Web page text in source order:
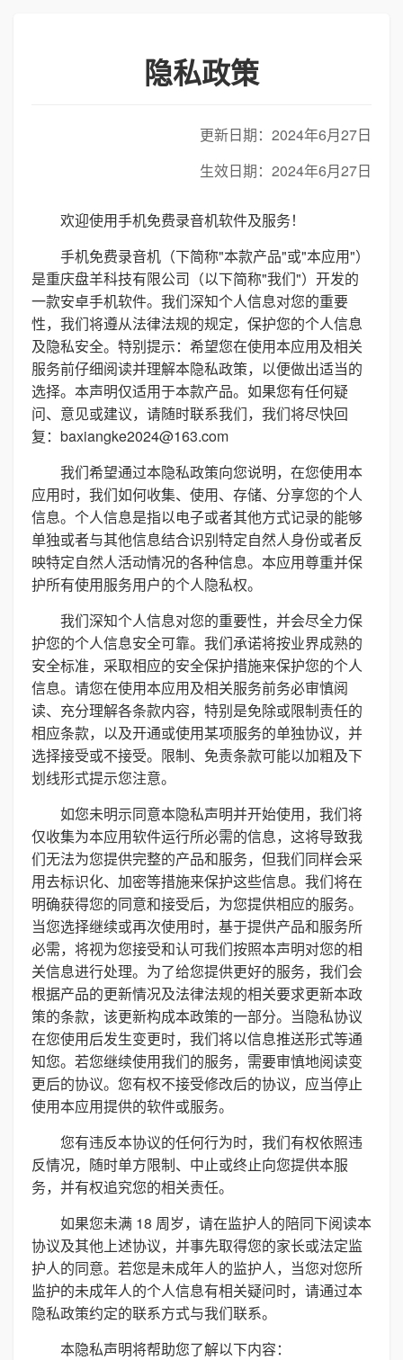
隐私政策
更新日期：2024年6月27日
生效日期：2024年6月27日
欢迎使用手机免费录音机软件及服务！
手机免费录音机（下简称"本款产品"或"本应用"）
是重庆盘羊科技有限公司（以下简称"我们"）开发的
一款安卓手机软件。我们深知个人信息对您的重要
性，我们将遵从法律法规的规定，保护您的个人信息
及隐私安全。特别提示：希望您在使用本应用及相关
服务前仔细阅读并理解本隐私政策，以便做出适当的
选择。本声明仅适用于本款产品。如果您有任何疑
问、意见或建议，请随时联系我们，我们将尽快回
复：baxiangke2024@163.com
我们希望通过本隐私政策向您说明，在您使用本
应用时，我们如何收集、使用、存储、分享您的个人
信息。个人信息是指以电子或者其他方式记录的能够
单独或者与其他信息结合识别特定自然人身份或者反
映特定自然人活动情况的各种信息。本应用尊重并保
护所有使用服务用户的个人隐私权。
我们深知个人信息对您的重要性，并会尽全力保
护您的个人信息安全可靠。我们承诺将按业界成熟的
安全标准，采取相应的安全保护措施来保护您的个人
信息。请您在使用本应用及相关服务前务必审慎阅
读、充分理解各条款内容，特别是免除或限制责任的
相应条款，以及开通或使用某项服务的单独协议，并
选择接受或不接受。限制、免责条款可能以加粗及下
划线形式提示您注意。
如您未明示同意本隐私声明并开始使用，我们将
仅收集为本应用软件运行所必需的信息，这将导致我
们无法为您提供完整的产品和服务，但我们同样会采
用去标识化、加密等措施来保护这些信息。我们将在
明确获得您的同意和接受后，为您提供相应的服务。
当您选择继续或再次使用时，基于提供产品和服务所
必需，将视为您接受和认可我们按照本声明对您的相
关信息进行处理。为了给您提供更好的服务，我们会
根据产品的更新情况及法律法规的相关要求更新本政
策的条款，该更新构成本政策的一部分。当隐私协议
在您使用后发生变更时，我们将以信息推送形式等通
知您。若您继续使用我们的服务，需要审慎地阅读变
更后的协议。您有权不接受修改后的协议，应当停止
使用本应用提供的软件或服务。
您有违反本协议的任何行为时，我们有权依照违
反情况，随时单方限制、中止或终止向您提供本服
务，并有权追究您的相关责任。
如果您未满 18 周岁，请在监护人的陪同下阅读本
协议及其他上述协议，并事先取得您的家长或法定监
护人的同意。若您是未成年人的监护人，当您对您所
监护的未成年人的个人信息有相关疑问时，请通过本
隐私政策约定的联系方式与我们联系。
本隐私声明将帮助您了解以下内容：